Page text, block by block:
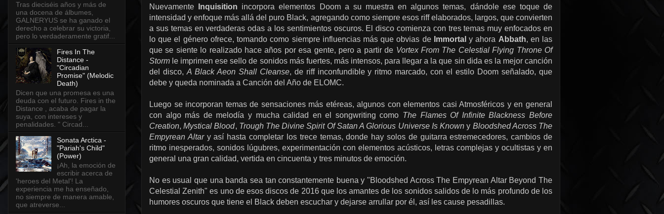
Nuevamente Inquisition incorpora elementos Doom a su muestra en algunos temas, dándole ese toque de
intensidad y enfoque más allá del puro Black, agregando como siempre esos riff elaborados, largos, que convierten
a sus temas en verdaderas odas a los sentimientos oscuros. El disco comienza con tres temas muy enfocados en
lo que el género ofrece, tomando como siempre influencias más que obvias de Immortal y ahora Abbath, en las
que se siente lo realizado hace años por esa gente, pero a partir de Vortex From The Celestial Flying Throne Of
Storm le imprimen ese sello de sonidos más fuertes, más intensos, para llegar a la que sin dida es la mejor canción
del disco, A Black Aeon Shall Cleanse, de riff inconfundible y ritmo marcado, con el estilo Doom señalado, que
debe y queda nominada a Canción del Año de ELOMC.
Luego se incorporan temas de sensaciones más etéreas, algunos con elementos casi Atmosféricos y en general
con algo más de melodía y mucha calidad en el songwriting como The Flames Of Infinite Blackness Before
Creation,Mystical Blood, Trough The Divine Spirit Of Satan A Glorious Universe Is Known y Bloodshed Across The
Empyrean Altary así hasta completar los trece temas, donde hay solos de guitarra estremecedores, cambios de
ritmo inesperados, sonidos lúgubres, experimentación con elementos acústicos, letras complejas y ocultistas y en
general una gran calidad, vertida en cincuenta y tres minutos de emoción.
No es usual que una banda sea tan constantemente buena y "Bloodshed Across The Empyrean Altar Beyond The
Celestial Zenith" es uno de esos discos de 2016 que los amantes de los sonidos salidos de lo más profundo de los
humores oscuros que tiene el Black deben escuchar y dejarse arrullar por él, así les cause pesadillas.
Tras dieciséis años y más de
una docena de álbumes,
GALNERYUS se ha ganado el
derecho a celebrar su victoria,
pero lo verdaderamente gratif...
Fires In The
Distance -
"Circadian
Promise" (Melodic
Death)
Dicen que una promesa es una
deuda con el futuro. Fires in the
Distance , acaba de pagar la
suya, con intereses y
penalidades. " Circad...
Sonata Arctica -
"Pariah's Child"
(Power)
¡Ah, la emoción de
escribir acerca de
'heroes del Metal'! La
experiencia me ha enseñado,
no siempre de manera amable,
que atreverse...